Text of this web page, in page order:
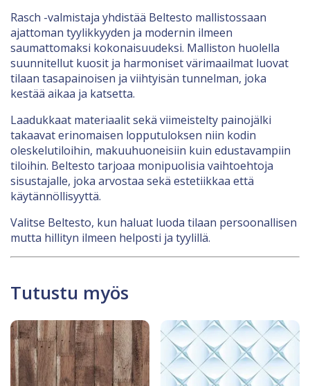
Rasch -valmistaja yhdistää Beltesto mallistossaan
ajattoman tyylikkyyden ja modernin ilmeen
saumattomaksi kokonaisuudeksi. Malliston huolella
suunnitellut kuosit ja harmoniset värimaailmat luovat
tilaan tasapainoisen ja viihtyisän tunnelman, joka
kestää aikaa ja katsetta.
Laadukkaat materiaalit sekä viimeistelty painojälki
takaavat erinomaisen lopputuloksen niin kodin
oleskelutiloihin, makuuhuoneisiin kuin edustavampiin
tiloihin. Beltesto tarjoaa monipuolisia vaihtoehtoja
sisustajalle, joka arvostaa sekä estetiikkaa että
käytännöllisyyttä.
Valitse Beltesto, kun haluat luoda tilaan persoonallisen
mutta hillityn ilmeen helposti ja tyylillä.
Tutustu myös